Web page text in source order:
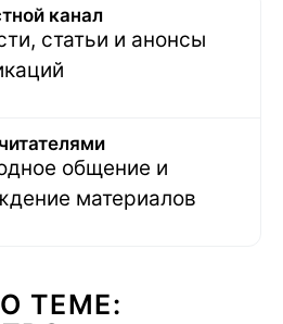
канал
статьи и анонсы
общение и
материалов
ТЕМЕ: